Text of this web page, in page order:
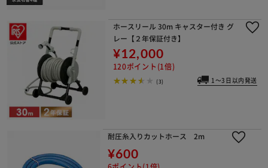
ホースリール 30m キャスター付き グ
レー【２年保証付き】
¥12,000
120ポイント(1倍)
(3) 1～3日以内発送
耐圧糸入りカットホース 2m
¥600